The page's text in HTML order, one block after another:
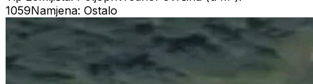
1059Namjena: Ostalo